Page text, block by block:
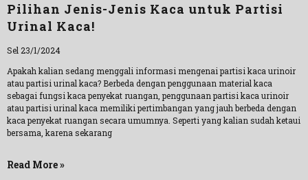
Pilihan Jenis-Jenis Kaca untuk Partisi
Urinal Kaca!
Sel 23/1/2024
Apakah kalian sedang menggali informasi mengenai partisi kaca urinoir
atau partisi urinal kaca? Berbeda dengan penggunaan material kaca
sebagai fungsi kaca penyekat ruangan, penggunaan partisi kaca urinoir
atau partisi urinal kaca memiliki pertimbangan yang jauh berbeda dengan
kaca penyekat ruangan secara umumnya. Seperti yang kalian sudah ketaui
bersama, karena sekarang
Read More »